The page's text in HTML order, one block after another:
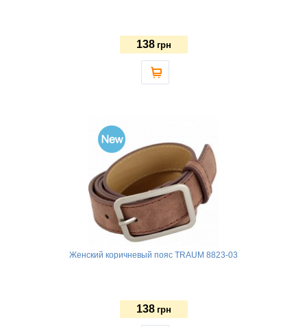
138 грн
Женский коричневый пояс TRAUM 8823-03
138 грн